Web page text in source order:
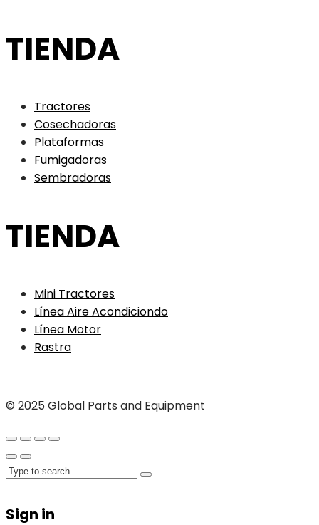
TIENDA
Tractores
Cosechadoras
Plataformas
Fumigadoras
Sembradoras
TIENDA
Mini Tractores
Línea Aire Acondiciondo
Línea Motor
Rastra
© 2025 Global Parts and Equipment
Sign in